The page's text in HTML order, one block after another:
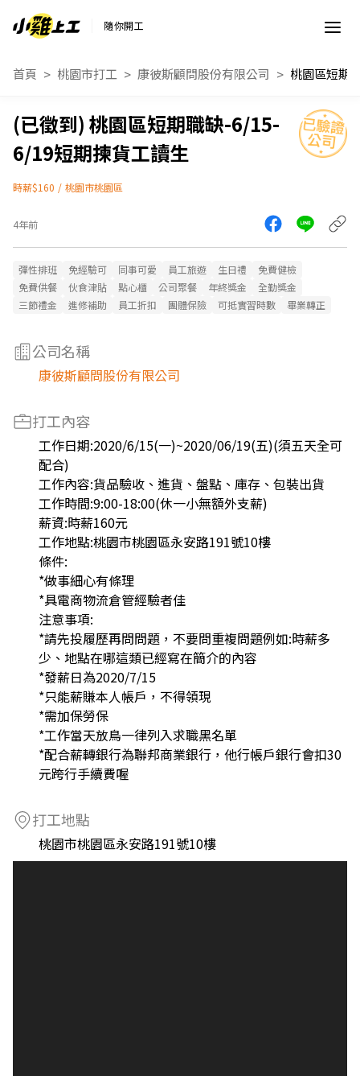
隨你開工
首頁 桃園市打工 康彼斯顧問股份有限公司
桃園區短期職缺-6/15-
6/19短期揀貨工讀生
時薪$160 / 桃園市桃園區
4年前
彈性排班 免經驗可 同事可愛 員工旅遊 生日禮
免費健檢
免費供餐
伙食津貼 點心櫃 公司聚餐 年終獎金
全勤獎金
三節禮金
進修補助 員工折扣 團體保險 可抵實習時數 畢業轉正
公司名稱
康彼斯顧問股份有限公司
打工內容
工作日期:2020/6/15(一)~2020/06/19(五)(須五天全可
配合)
工作內容:貨品驗收、進貨、盤點、庫存、包裝出貨
工作時間:9:00-18:00(休一小無額外支薪)
薪資:時薪160元
工作地點:桃園市桃園區永安路191號10樓
條件:
*做事細心有條理
*具電商物流倉管經驗者佳
注意事項:
*請先投履歷再問問題，不要問重複問題例如:時薪多
少、地點在哪這類已經寫在簡介的內容
*發薪日為2020/7/15
*只能薪賺本人帳戶，不得領現
*需加保勞保
*工作當天放鳥一律列入求職黑名單
*配合薪轉銀行為聯邦商業銀行，他行帳戶銀行會扣30
元跨行手續費喔
打工地點
桃園市桃園區永安路191號10樓